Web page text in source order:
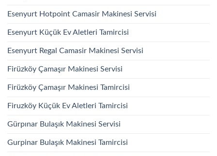
Esenyurt Hotpoint Camasir Makinesi Servisi
Esenyurt Küçük Ev Aletleri Tamircisi
Esenyurt Regal Camasir Makinesi Servisi
Firüzköy Çamaşır Makinesi Servisi
Firüzköy Çamaşır Makinesi Tamircisi
Firuzköy Küçük Ev Aletleri Tamircisi
Gürpınar Bulaşık Makinesi Servisi
Gurpinar Bulaşık Makinesi Tamircisi